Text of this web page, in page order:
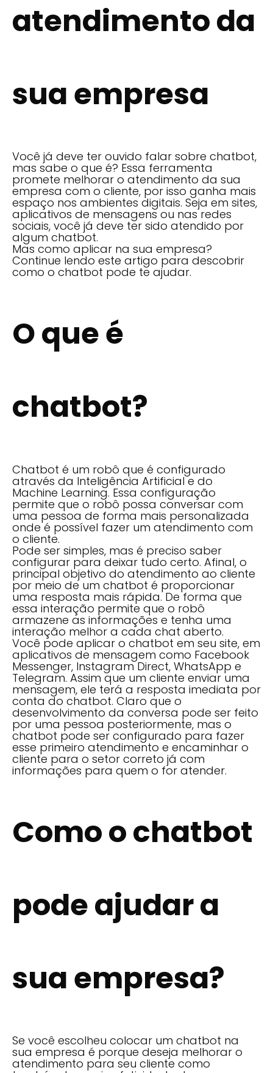
atendimento da
sua empresa
Você já deve ter ouvido falar sobre chatbot,
mas sabe o que é? Essa ferramenta
promete melhorar o atendimento da sua
empresa com o cliente, por isso ganha mais
espaço nos ambientes digitais. Seja em sites,
aplicativos de mensagens ou nas redes
sociais, você já deve ter sido atendido por
algum chatbot.
Mas como aplicar na sua empresa?
Continue lendo este artigo para descobrir
como o chatbot pode te ajudar.
O que é
chatbot?
Chatbot é um robô que é configurado
através da Inteligência Artificial e do
Machine Learning. Essa configuração
permite que o robô possa conversar com
uma pessoa de forma mais personalizada
onde é possível fazer um atendimento com
o cliente.
Pode ser simples, mas é preciso saber
configurar para deixar tudo certo. Afinal, o
principal objetivo do atendimento ao cliente
por meio de um chatbot é proporcionar
uma resposta mais rápida. De forma que
essa interação permite que o robô
armazene as informações e tenha uma
interação melhor a cada chat aberto.
Você pode aplicar o chatbot em seu site, em
aplicativos de mensagem como Facebook
Messenger, Instagram Direct, WhatsApp e
Telegram. Assim que um cliente enviar uma
mensagem, ele terá a resposta imediata por
conta do chatbot. Claro que o
desenvolvimento da conversa pode ser feito
por uma pessoa posteriormente, mas o
chatbot pode ser configurado para fazer
esse primeiro atendimento e encaminhar o
cliente para o setor correto já com
informações para quem o for atender.
Como o chatbot
pode ajudar a
sua empresa?
Se você escolheu colocar um chatbot na
sua empresa é porque deseja melhorar o
atendimento para seu cliente como